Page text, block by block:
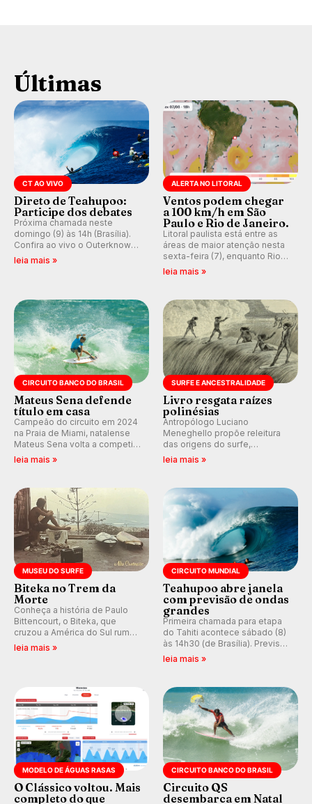
Últimas
CT AO VIVO
Direto de Teahupoo:
Participe dos debates
Próxima chamada neste
domingo (9) às 14h (Brasília).
Confira ao vivo o Outerknown
Tahiti Pro 2026 e participe dos
leia mais »
ALERTA NO LITORAL
Ventos podem chegar
a 100 km/h em São
Paulo e Rio de Janeiro.
Litoral paulista está entre as
áreas de maior atenção nesta
sexta-feira (7), enquanto Rio
de Janeiro também recebe
km/h em Itanhaém.
leia mais »
CIRCUITO BANCO DO BRASIL
Mateus Sena defende
título em casa
Campeão do circuito em 2024
na Praia de Miami, natalense
Mateus Sena volta a competir
em casa em busca de manter a
leia mais »
SURFE E ANCESTRALIDADE
Livro resgata raízes
polinésias
Antropólogo Luciano
Meneghello propõe releitura
das origens do surfe,
resgatando a cultura polinésia
prática em esporte e indústria.
leia mais »
MUSEU DO SURFE
Biteka no Trem da
Morte
Conheça a história de Paulo
Bittencourt, o Biteka, que
cruzou a América do Sul rumo
ao Pacífico em uma jornada
leia mais »
CIRCUITO MUNDIAL
Teahupoo abre janela
com previsão de ondas
grandes
Primeira chamada para etapa
do Tahiti acontece sábado (8)
às 14h30 (de Brasília). Previsão
indica swell consistente.
Kelly Slater convidado.
leia mais »
MODELO DE ÁGUAS RASAS
O Clássico voltou. Mais
completo do que
CIRCUITO BANCO DO BRASIL
Circuito QS
desembarca em Natal